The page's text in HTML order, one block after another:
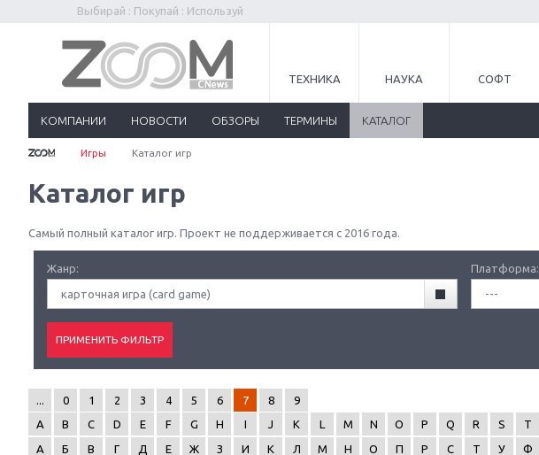
Выбирай : Покупай : Используй
ТЕХНИКА НАУКА СОФТ
КОМПАНИИ НОВОСТИ ОБЗОРЫ ТЕРМИНЫ КАТАЛОГ
Игры Каталог игр
Каталог игр
Самый полный каталог игр. Проект не поддерживается с 2016 года.
Жанр:
карточная игра (card game)
Платформа:
---
0 1 2 3 4 5 6 7 8
9
A
B C D E F G H I J K L M N O P Q R S T
А
Б В Г Д Е Ж З И К Л М Н О П Р С Т У Ф